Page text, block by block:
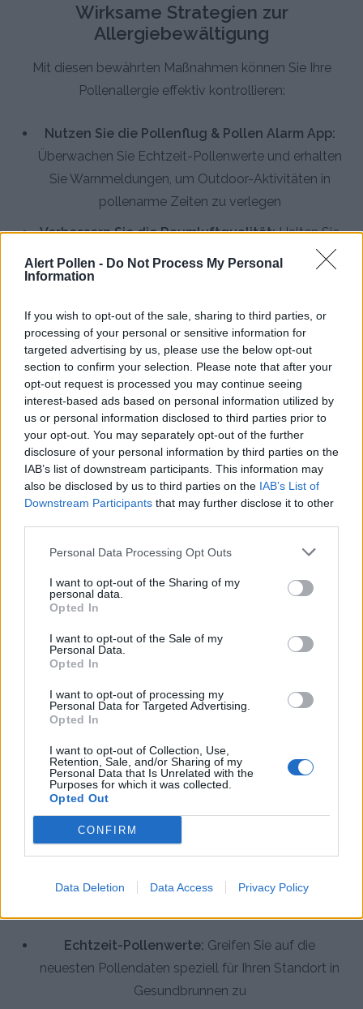
Alert Pollen - Do Not Process My Personal
Information
If you wish to opt-out of the sale, sharing to third parties, or
processing of your personal or sensitive information for
targeted advertising by us, please use the below opt-out
section to confirm your selection. Please note that after your
opt-out request is processed you may continue seeing
interest-based ads based on personal information utilized by
us or personal information disclosed to third parties prior to
your opt-out. You may separately opt-out of the further
disclosure of your personal information by third parties on the
IAB’s list of downstream participants. This information may
also be disclosed by us to third parties on the IAB’s List of
Downstream Participants that may further disclose it to other
Personal Data Processing Opt Outs
I want to opt-out of the Sharing of my
personal data.
Opted In
I want to opt-out of the Sale of my
Personal Data.
Opted In
I want to opt-out of processing my
Personal Data for Targeted Advertising.
Opted In
I want to opt-out of Collection, Use,
Retention, Sale, and/or Sharing of my
Personal Data that Is Unrelated with the
Purposes for which it was collected.
Opted Out
CONFIRM
Data Deletion Data Access Privacy Policy
Wirksame Strategien zur
Allergiebewältigung
Mit diesen bewährten Maßnahmen können Sie Ihre
Pollenallergie effektiv kontrollieren:
Nutzen Sie die Pollenflug & Pollen Alarm App:
Überwachen Sie Echtzeit-Pollenwerte und erhalten
Sie Warnmeldungen, um Outdoor-Aktivitäten in
pollenarme Zeiten zu verlegen
Verbessern Sie die Raumluftqualität:Halten Sie
Fenster während Pollenflugzeiten geschlossen und
lüften Sie vorzugsweise nach Regenschauern
Achten Sie auf persönliche Hygiene:
Duschen
Sie abends, waschen Sie Ihre Haare vor dem
Schlafengehen und wechseln Sie täglich die
Kleidung, um Pollen zu entfernen
Verwenden Sie HEPA-Luftreiniger:Hochwertige
Luftfilter reduzieren Pollenkonzentration in
Innenräumen erheblich und verbessern Ihren Schlaf
Konsultieren Sie einen Allergologen:Lassen Sie
sich professionell testen und beraten zu
Medikamenten, Immuntherapie oder spezifischen
Behandlungsoptionen
App-Funktionen zur optimalen
Allergiekontrolle
Die Pollenflug & Pollen Alarm App bietet umfassende
Werkzeuge für ein beschwerdefreies Leben trotz
Echtzeit-Pollenwerte: Greifen Sie auf die
neuesten Pollendaten speziell für Ihren Standort in
Gesundbrunnen zu